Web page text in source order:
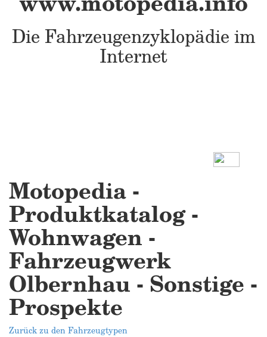
Die Fahrzeugenzyklopädie im
Internet
Motopedia -
Produktkatalog -
Wohnwagen -
Fahrzeugwerk
Olbernhau - Sonstige -
Prospekte
Zurück zu den Fahrzeugtypen